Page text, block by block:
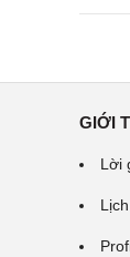
GIỚI
Lời